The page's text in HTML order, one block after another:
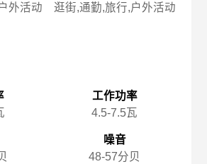
外活动
逛街,通勤,旅行,户外活动
工作功率
4.5-7.5瓦
噪音
48-57分贝